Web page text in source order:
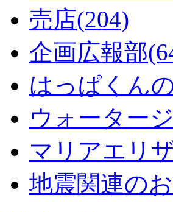
売店(204)
企画広報部
はっぱくん
ウォーター
マリアエリ
地震関連の